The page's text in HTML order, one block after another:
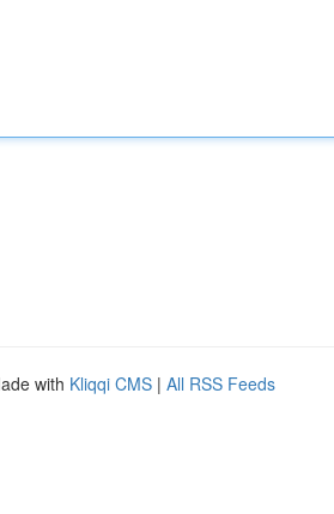
with Kliqqi CMS | All RSS Feeds